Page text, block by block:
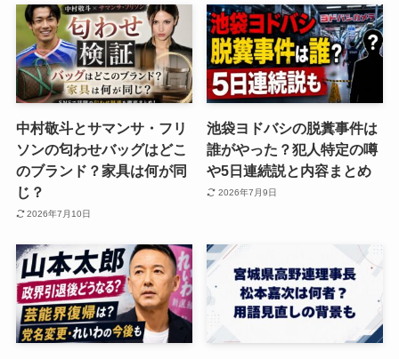
中村敬斗とサマンサ・フリ
ソンの匂わせバッグはどこ
のブランド？家具は何が同
じ？
2026年7月10日
池袋ヨドバシの脱糞事件は
誰がやった？犯人特定の噂
や5日連続説と内容まとめ
2026年7月9日